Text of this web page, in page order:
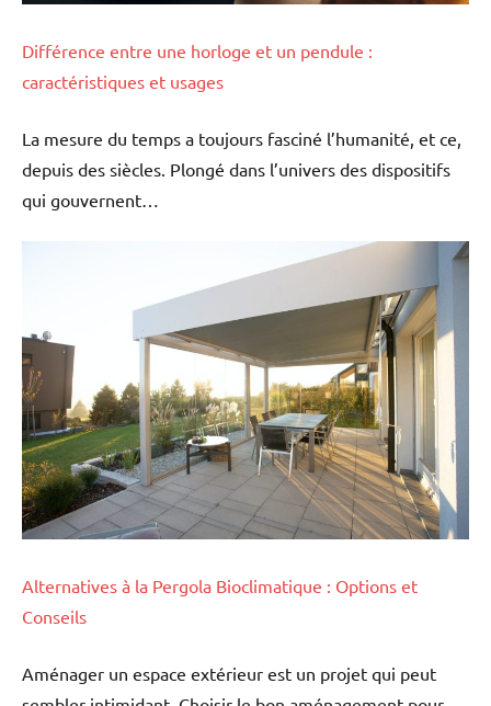
Différence entre une horloge et un pendule :
caractéristiques et usages
La mesure du temps a toujours fasciné l’humanité, et ce,
depuis des siècles. Plongé dans l’univers des dispositifs
qui gouvernent…
Alternatives à la Pergola Bioclimatique : Options et
Conseils
Aménager un espace extérieur est un projet qui peut